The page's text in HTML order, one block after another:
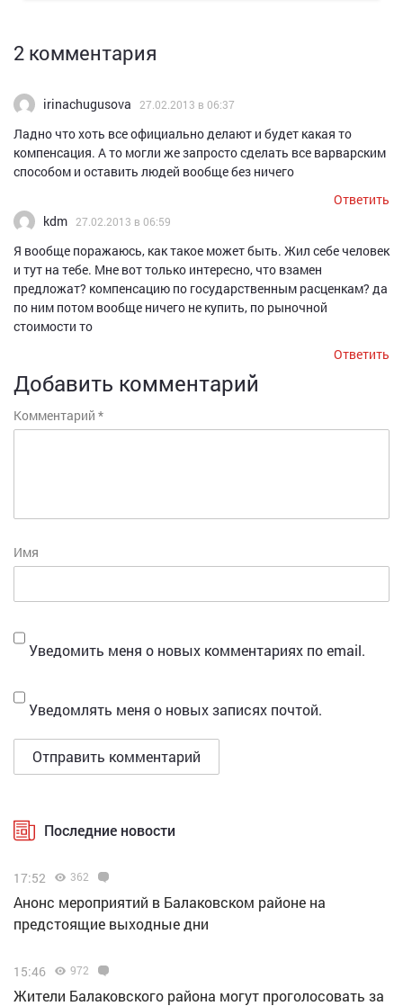
2 комментария
irinachugusova 27.02.2013 в 06:37
Ладно что хоть все официально делают и будет какая то
компенсация. А то могли же запросто сделать все варварским
способом и оставить людей вообще без ничего
Ответить
kdm
27.02.2013 в 06:59
Я вообще поражаюсь, как такое может быть. Жил себе человек
и тут на тебе. Мне вот только интересно, что взамен
предложат? компенсацию по государственным расценкам? да
по ним потом вообще ничего не купить, по рыночной
стоимости то
Ответить
Добавить комментарий
Комментарий *
Имя
Уведомить меня о новых комментариях по email.
Уведомлять меня о новых записях почтой.
Последние новости
17:52 362
Анонс мероприятий в Балаковском районе на
предстоящие выходные дни
15:46 972
Жители Балаковского района могут проголосовать за